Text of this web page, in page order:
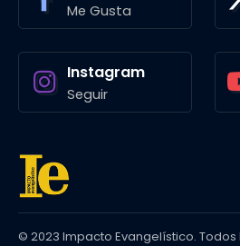
Me Gusta
Instagram
Seguir
© 2023 Impacto Evangelístico.